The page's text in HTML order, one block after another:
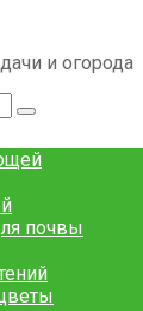
и огорода
почвы